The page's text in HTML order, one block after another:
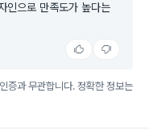
인으로 만족도가 높다는
증과 무관합니다. 정확한 정보는